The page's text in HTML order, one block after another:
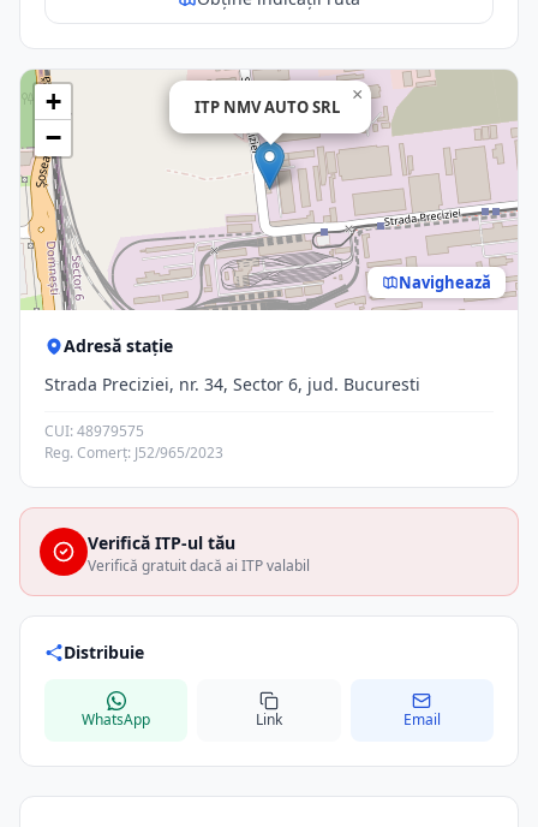
ITP NMV AUTO SRL
×
+
−
Navighează
Adresă stație
Strada Preciziei, nr. 34, Sector 6, jud. Bucuresti
CUI: 48979575
Reg. Comerț: J52/965/2023
Verifică ITP-ul tău
Verifică gratuit dacă ai ITP valabil
Distribuie
WhatsApp Link Email